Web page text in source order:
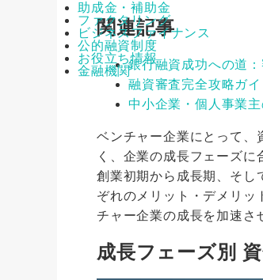
助成金・補助金
ファクタリング
ビジネスファイナンス
公的融資制度
お役立ち情報
金融機関
関連記事
銀行融資成功への道
融資審査完全攻略ガ
中小企業・個人事業
ベンチャー企業にとって、
く、企業の成長フェーズに
創業初期から成長期、そし
ぞれのメリット・デメリッ
チャー企業の成長を加速さ
成長フェーズ別